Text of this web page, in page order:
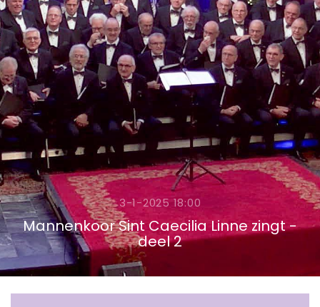
3-1-2025 18:00
Mannenkoor Sint Caecilia Linne zingt -
deel 2